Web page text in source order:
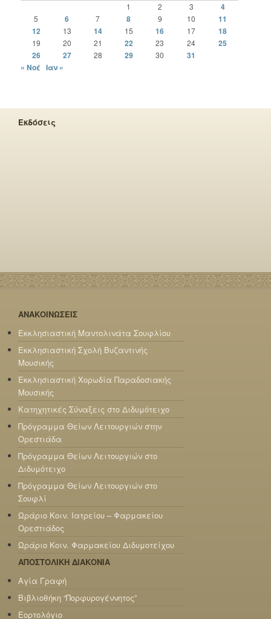
1 2 3 4
5 6 7 8 9 10
11
12
13 14 15 16 17 18
19 20 21 22 23 24
25
26
27 28 29 30
31
« Νοέ Ιαν »
Εκδόσεις
ΑΝΑΚΟΙΝΩΣΕΙΣ
Εκκλησιαστική Μαντολινάτα Σουφλίου
Εκκλησιαστική Σχολή Βυζαντινής
Μουσικής
Εκκλησιαστική Χορωδία Παραδοσιακής
Μουσικής
Κατηχητικές Σύναξεις στο Διδυμότειχο
Πρόγραμμα Θείων Λειτουργιών στην
Ορεστιάδα
Πρόγραμμα Θείων Λειτουργιών στο
Διδυμότειχο
Πρόγραμμα Θείων Λειτουργιών στο
Σουφλί
Ωράριο Κοιν. Ιατρείου – Φαρμακείου
Ορεστιάδος
Ωράριο Κοιν. Φαρμακείου Διδυμοτείχου
ΑΠΟΣΤΟΛΙΚΗ ΔΙΑΚΟΝΙΑ
Αγία Γραφή
Βιβλιοθήκη “Πορφυρογέννητος”
Εορτολόγιο